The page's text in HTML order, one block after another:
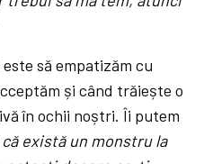
este să empatizăm cu
și când trăiește o
în ochii noștri. Îi putem
există un monstru la